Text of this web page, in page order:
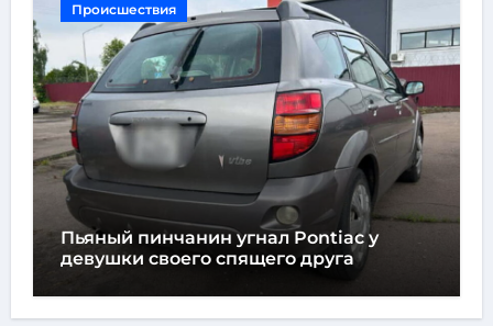
Происшествия
Пьяный пинчанин угнал Pontiac у
девушки своего спящего друга